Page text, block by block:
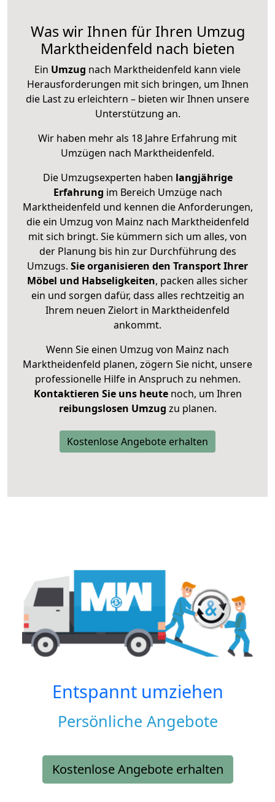
Was wir Ihnen für Ihren Umzug
Marktheidenfeld nach bieten
Ein Umzug nach Marktheidenfeld kann viele
Herausforderungen mit sich bringen, um Ihnen
die Last zu erleichtern – bieten wir Ihnen unsere
Unterstützung an.
Wir haben mehr als 18 Jahre Erfahrung mit
Umzügen nach Marktheidenfeld.
Die Umzugsexperten haben langjährige
Erfahrung im Bereich Umzüge nach
Marktheidenfeld und kennen die Anforderungen,
die ein Umzug von Mainz nach Marktheidenfeld
mit sich bringt. Sie kümmern sich um alles, von
der Planung bis hin zur Durchführung des
Umzugs. Sie organisieren den Transport Ihrer
Möbel und Habseligkeiten, packen alles sicher
ein und sorgen dafür, dass alles rechtzeitig an
Ihrem neuen Zielort in Marktheidenfeld
ankommt.
Wenn Sie einen Umzug von Mainz nach
Marktheidenfeld planen, zögern Sie nicht, unsere
professionelle Hilfe in Anspruch zu nehmen.
Kontaktieren Sie uns heutenoch, um Ihren
reibungslosen Umzug zu planen.
Kostenlose Angebote erhalten
Entspannt umziehen
Persönliche Angebote
Kostenlose Angebote erhalten